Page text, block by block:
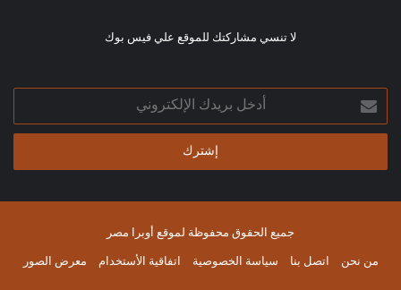
لا تنسي مشاركتك للموقع علي فيس بوك
أدخل
بريدك
الإلكتروني
جميع الحقوق محفوظة لموقع أوبرا مصر
من نحن
اتصل بنا سياسة الخصوصية اتفاقية الأستخدام معرض الصور